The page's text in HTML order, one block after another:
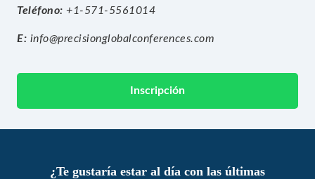
Teléfono: +1-571-5561014
E: info@precisionglobalconferences.com
Inscripción
¿Te gustaría estar al día con las últimas